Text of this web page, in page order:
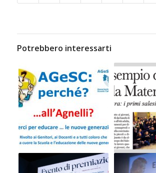
Potrebbero interessarti